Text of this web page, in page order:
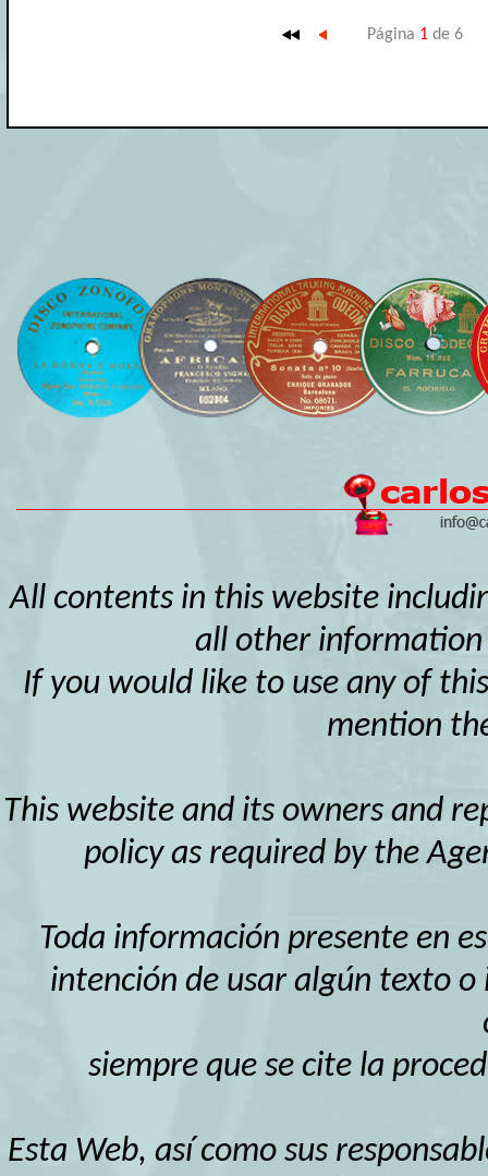
Página 1 de 6
All contents in this website
all other
If you would like to use any of
mention
This website and its owners and
policy as required by the
Toda información presente en
intención de usar algún texto
siempre que se cite la
Esta Web, así como sus